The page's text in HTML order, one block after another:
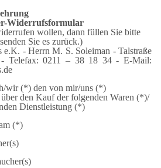
Widerrufsformular
wollen, dann füllen Sie bitte
Sie es zurück.)
- Herrn M. S. Soleiman - Talstraße
Telefax: 0211 – 38 18 34 - E-Mail:
wir (*) den von mir/uns (*)
über den Kauf der folgenden Waren (*)/
Dienstleistung (*)
(*)